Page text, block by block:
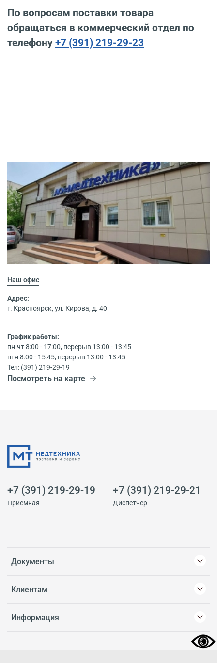
По вопросам поставки товара
обращаться в коммерческий отдел по
телефону +7 (391) 219-29-23
Наш офис
Адрес:
г. Красноярск, ул. Кирова, д. 40
График работы:
пн-чт 8:00 - 17:00, перерыв 13:00 - 13:45
птн 8:00 - 15:45, перерыв 13:00 - 13:45
Тел: (391) 219-29-19
Посмотреть на карте
Документы
Клиентам
Информация
+7 (391) 219-29-19
Приемная
+7 (391) 219-29-21
Диспетчер